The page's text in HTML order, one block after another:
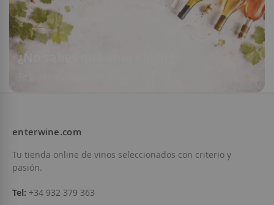
¿No sabes qué vino elegir?
enterwine.com
Tu tienda online de vinos seleccionados con criterio y
pasión.
Tel: +34 932 379 363